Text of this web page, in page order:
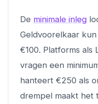
De minimale inleg
Geldvoorelkaar
€100. Platforms als
vragen een
hanteert €250 als
drempel maakt het